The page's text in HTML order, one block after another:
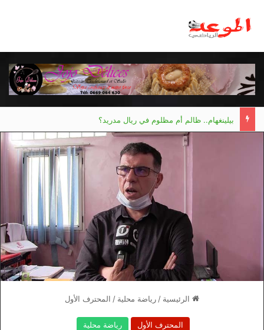
بيلينغهام.. ظالم أم مظلوم في ريال مدريد؟
الرئيسية / رياضة محلية / المحترف الأول
المحترف الأول رياضة محلية